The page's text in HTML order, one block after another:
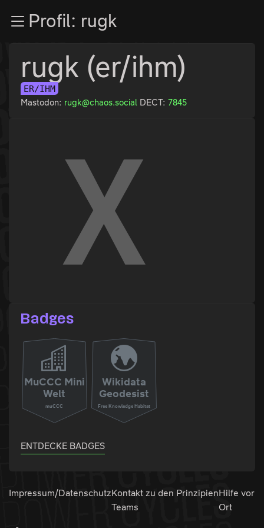
Zum InhaltProfil: rugk
rugk (er/ihm)
ER/IHM
Mastodon: rugk@chaos.social DECT: 7845
Badges
MuCCC Mini
Welt
muCCC
Wikidata
Geodesist
Free Knowledge Habitat
ENTDECKE BADGES
Impressum/DatenschutzKontakt zu den
Teams
PrinzipienHilfe vor
Ort